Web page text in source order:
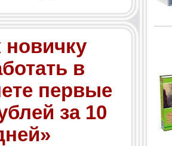
новичку
в
первые
за 10